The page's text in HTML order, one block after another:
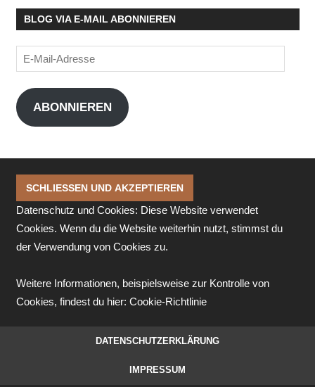
BLOG VIA E-MAIL ABONNIEREN
E-
Mail-
Adresse
ABONNIEREN
Datenschutz und Cookies: Diese Website verwendet
Cookies. Wenn du die Website weiterhin nutzt, stimmst du
der Verwendung von Cookies zu.
Weitere Informationen, beispielsweise zur Kontrolle von
Cookies, findest du hier: Cookie-Richtlinie
DATENSCHUTZERKLÄRUNG
IMPRESSUM